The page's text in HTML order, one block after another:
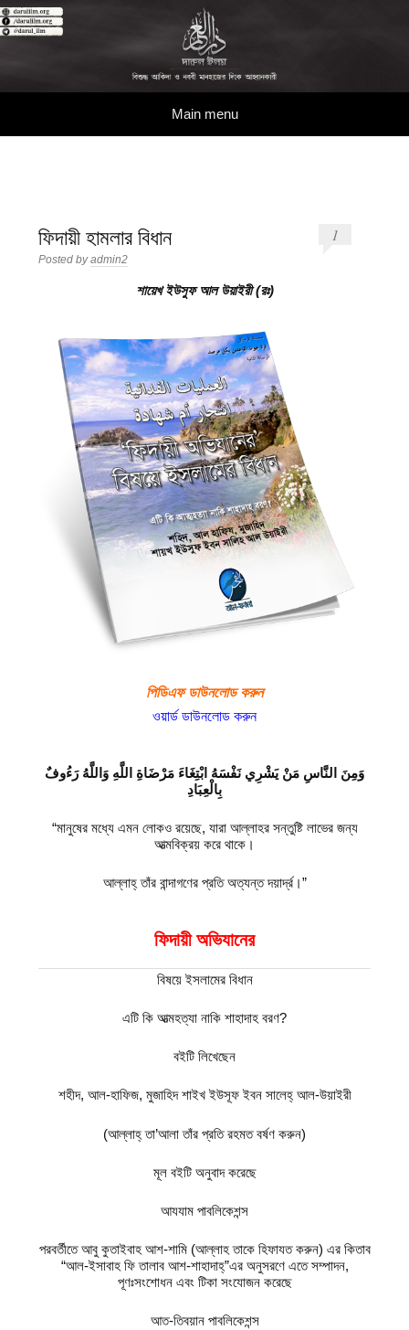
বিশুদ্ধ আকিদা ও নববী মানহাজের দিকে আহ্বানকারী
Main menu
ফিদায়ী হামলার বিধান
Posted byadmin2
1
শায়েখ ইউসুফ আল উয়াইরী (রঃ)
পিডিএফ ডাউনলোড করুন
ওয়ার্ড ডাউনলোড করুন
وَمِنَ النَّاسِ مَنْ يَشْرِي نَفْسَهُ ابْتِغَاءَ مَرْضَاةِ اللَّهِ وَاللَّهُ رَءُوفٌ
بِالْعِبَادِ
“মানুষের মধ্যে এমন লোকও রয়েছে, যারা আল্লাহর সন্তুষ্টি লাভের জন্য
আত্মবিক্রয় করে থাকে।
আল্লাহ্‌ তাঁর বান্দাগণের প্রতি অত্যন্ত দয়ার্দ্র।”
ফিদায়ীঅভিযানের
বিষয়ে ইসলামের বিধান
এটি কি আত্মহত্যা নাকি শাহাদাহ বরণ?
বইটি লিখেছেন
শহীদ, আল-হাফিজ, মুজাহিদ শাইখ ইউসূফ ইবন সালেহ্‌ আল-উয়াইরী
(আল্লাহ্‌ তা’আলা তাঁর প্রতি রহমত বর্ষণ করুন)
মূল বইটি অনুবাদ করেছে
আযযাম পাবলিকেশন্স
পরবর্তীতে আবু কুতাইবাহ আশ-শামি (আল্লাহ তাকে হিফাযত করুন) এর কিতাব
“আল-ইসাবাহ ফি তালাব আশ-শাহাদাহ্‌”এর অনুসরণে এতে সম্পাদন,
পূণঃসংশোধন এবং টিকা সংযোজন করেছে
আত-তিবয়ান পাবলিকেশন্স